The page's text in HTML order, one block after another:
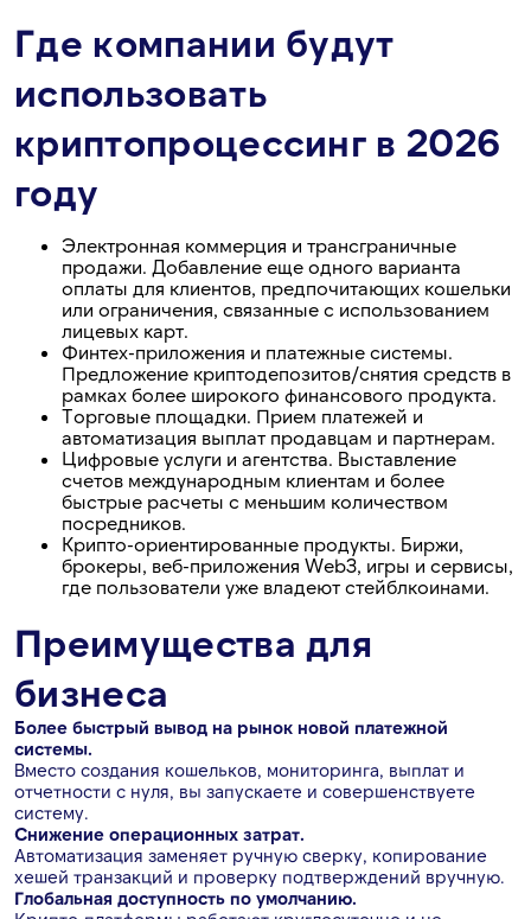
Где компании будут
использовать
криптопроцессинг в 2026
году
Электронная коммерция и трансграничные
продажи. Добавление еще одного варианта
оплаты для клиентов, предпочитающих кошельки
или ограничения, связанные с использованием
лицевых карт.
Финтех-приложения и платежные системы.
Предложение криптодепозитов/снятия средств в
рамках более широкого финансового продукта.
Торговые площадки. Прием платежей и
автоматизация выплат продавцам и партнерам.
Цифровые услуги и агентства. Выставление
счетов международным клиентам и более
быстрые расчеты с меньшим количеством
посредников.
Крипто-ориентированные продукты. Биржи,
брокеры, веб-приложения Web3, игры и сервисы,
где пользователи уже владеют стейблкоинами.
Преимущества для
бизнеса
Более быстрый вывод на рынок новой платежной
системы.
Вместо создания кошельков, мониторинга, выплат и
отчетности с нуля, вы запускаете и совершенствуете
систему.
Снижение операционных затрат.
Автоматизация заменяет ручную сверку, копирование
хешей транзакций и проверку подтверждений вручную.
Глобальная доступность по умолчанию.